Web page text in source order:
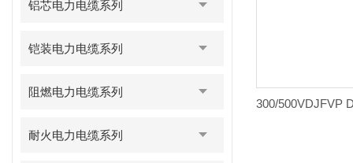
铝芯电力电缆系列
铠装电力电缆系列
阻燃电力电缆系列
耐火电力电缆系列